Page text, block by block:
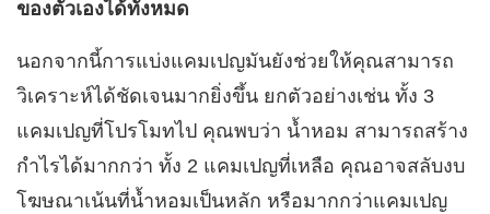
ของตัวเองได้ทั้งหมด
นอกจากนี้การแบ่งแคมเปญมันยังช่วยให้คุณสามารถ
วิเคราะห์ได้ชัดเจนมากยิ่งขึ้น ยกตัวอย่างเช่น ทั้ง 3
แคมเปญที่โปรโมทไป คุณพบว่า น้ำหอม สามารถสร้าง
กำไรได้มากกว่า ทั้ง 2 แคมเปญที่เหลือ คุณอาจสลับงบ
โฆษณาเน้นที่น้ำหอมเป็นหลัก หรือมากกว่าแคมเปญ